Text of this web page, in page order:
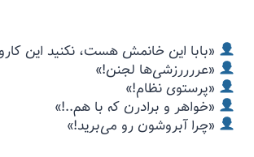
«بابا این خانمش هست، نکنید این
«عررررزشی‌ها لجنن!»
«پرستوی نظام!»
«خواهر و برادرن که با هم..!»
«چرا آبروشون رو می‌برید!»